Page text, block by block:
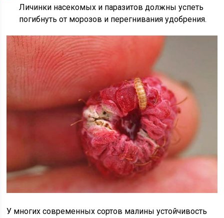
Личинки насекомых и паразитов должны успеть
погибнуть от морозов и перегнивания удобрения.
У многих современных сортов малины устойчивость